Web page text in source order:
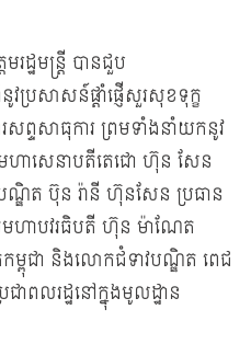
រដ្ឋមន្ត្រី បានជួប
សាសន៍ផ្ដាំផ្ញើសួរសុខទុក្ខ
ទសាធុការ ព្រមទាំងនាំយកនូវ
ហាសេនាបតីតេជោ ហ៊ុន សែន
បណ្ឌិត ប៊ុន រ៉ានី ហ៊ុនសែន ប្រធាន
មហាបវរធិបតី ហ៊ុន ម៉ាណែត
កម្ពុជា និងលោកជំទាវបណ្ឌិត ពេជ
ពលរដ្ឋនៅក្នុងមូលដ្ឋាន